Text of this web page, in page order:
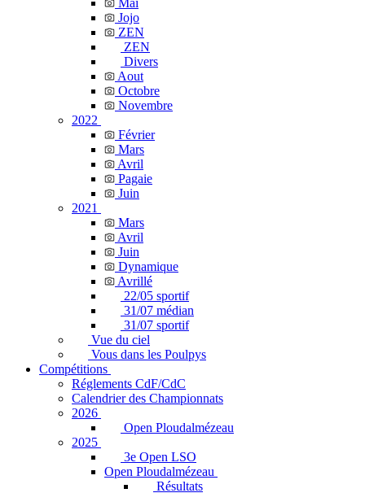
Mai
Jojo
ZEN
ZEN
Divers
Aout
Octobre
Novembre
2022
Février
Mars
Avril
Pagaie
Juin
2021
Mars
Avril
Juin
Dynamique
Avrillé
22/05 sportif
31/07 médian
31/07 sportif
Vue du ciel
Vous dans les Poulpys
Compétitions
Réglements CdF/CdC
Calendrier des Championnats
2026
Open Ploudalmézeau
2025
3e Open LSO
Open Ploudalmézeau
Résultats